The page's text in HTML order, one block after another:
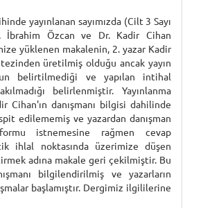
yayınlanan sayımızda (Cilt 3 Sayı
İbrahim Özcan ve Dr. Kadir Cihan
yüklenen makalenin, 2. yazar Kadir
üretilmiş olduğu ancak yayın
belirtilmediği ve yapılan intihal
belirlenmiştir. Yayınlanma
Cihan'ın danışmanı bilgisi dahilinde
edilememiş ve yazardan danışman
istnemesine rağmen cevap
ihlal noktasında üzerimize düşen
adına makale geri çekilmiştir. Bu
bilgilendirilmiş ve yazarların
başlamıştır. Dergimiz ilgililerine